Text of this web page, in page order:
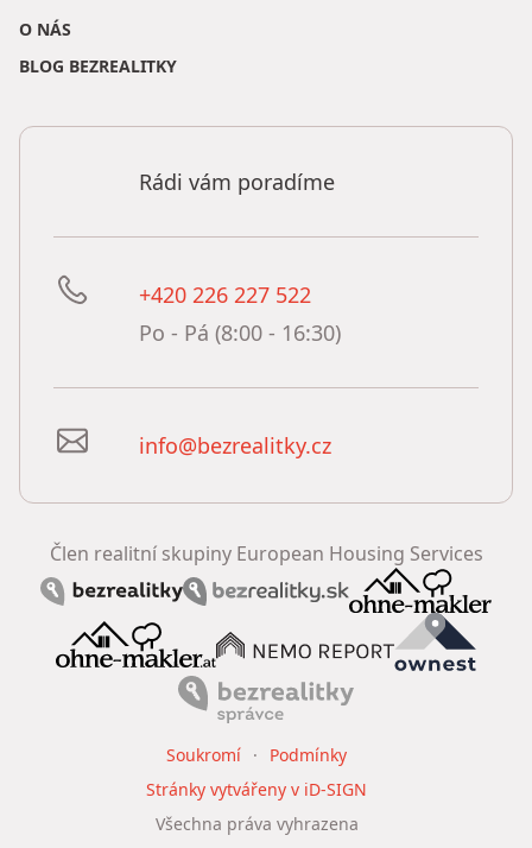
O NÁS
BLOG BEZREALITKY
Rádi vám poradíme
+420 226 227 522
Po - Pá (8:00 - 16:30)
info@bezrealitky.cz
Člen realitní skupiny European Housing Services
Všechna práva vyhrazena
Soukromí
Podmínky
Stránky vytvářeny v iD-SIGN